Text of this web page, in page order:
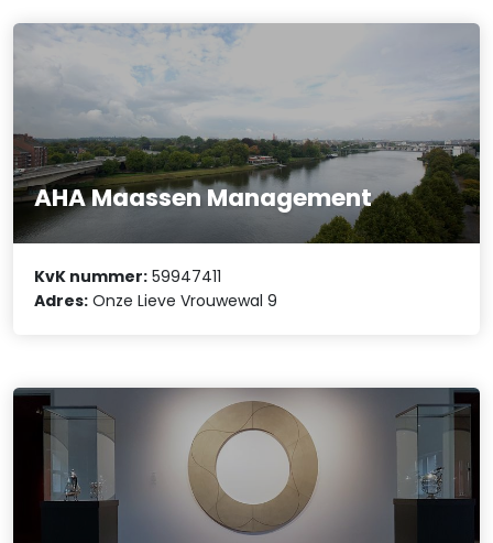
AHA Maassen Management
KvK nummer: 59947411
Adres: Onze Lieve Vrouwewal 9